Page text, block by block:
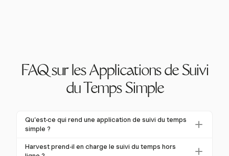
FAQ sur les Applications de Suivi
du Temps Simple
Qu'est-ce qui rend une application de suivi du temps
simple ?
Une application de suivi du temps simple se définit
Harvest prend-il en charge le suivi du temps hors